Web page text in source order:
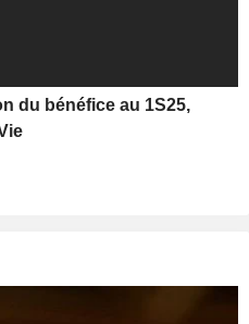
du bénéfice au 1S25,